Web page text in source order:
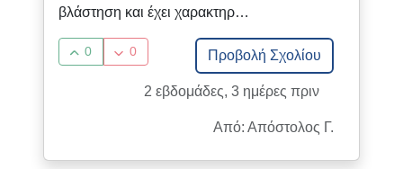
βλάστηση και έχει χαρακτηρ…
0 0 Προβολή Σχολίου
2 εβδομάδες, 3 ημέρες πριν
Από: Απόστολος Γ.